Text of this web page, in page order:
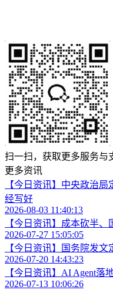
扫一扫，获取更多服务与
更多资讯
【今日资讯】中央政治
经写好
2026-08-03 11:40:13
【今日资讯】成本砍半
2026-07-27 15:05:05
【今日资讯】国务院发
2026-07-20 14:43:23
【今日资讯】AI Agent落
2026-07-13 10:06:26